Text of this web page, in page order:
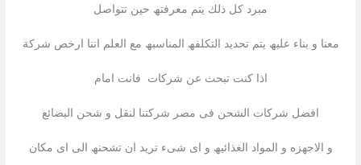
مبرد كل ذلك یتم معرفتھ حین تتواصل
معنا و بناء علیھ یتم تحدید التكلفھ المناسبھ مع العلم اننا ارخص شركة
اذا كنت تبحث عن شركات فانت امام
افضل شركات الشحن فى مصر شركتنا لنقل و شحن البضائع
و الاجھزه و المواد الغذائیھ و اى شىء ترید ان تشحنھ الى اى مكان